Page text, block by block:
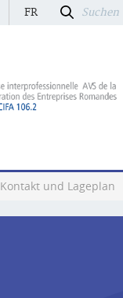
FR
Kontakt und Lageplan